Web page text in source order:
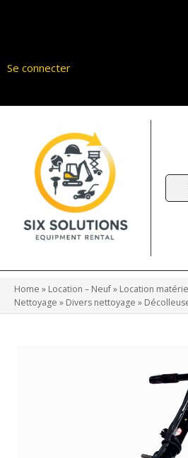
contenu
Se connecter
Home » Location – Neuf» Location
Nettoyage » Divers nettoyage »